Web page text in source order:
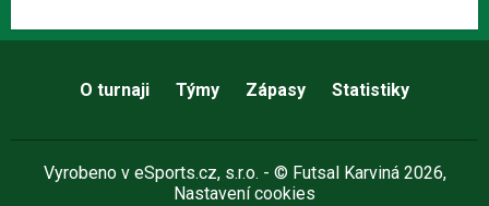
O turnaji Týmy Zápasy Statistiky
Vyrobeno v eSports.cz, s.r.o. - © Futsal Karviná 2026,
Nastavení cookies